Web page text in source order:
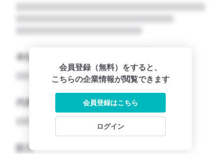
本社所在地名
代表者
設立
会員登録（無料）をすると、
こちらの企業情報が閲覧できます
会員登録はこちら
ログイン